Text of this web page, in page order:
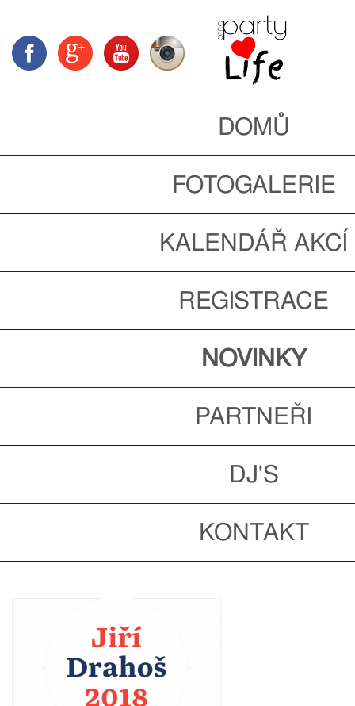
DOMŮ
FOTOGALERIE
KALENDÁŘ AKCÍ
REGISTRACE
NOVINKY
PARTNEŘI
DJ'S
KONTAKT